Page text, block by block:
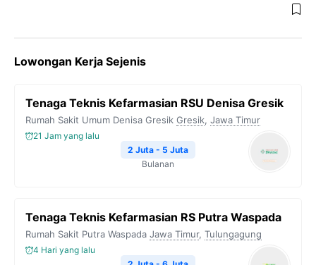
Lowongan Kerja Sejenis
Tenaga Teknis Kefarmasian RSU Denisa Gresik
Rumah Sakit Umum Denisa Gresik Gresik, Jawa Timur
21 Jam yang lalu
2 Juta - 5 Juta
Bulanan
Tenaga Teknis Kefarmasian RS Putra Waspada
Rumah Sakit Putra Waspada Jawa Timur, Tulungagung
4 Hari yang lalu